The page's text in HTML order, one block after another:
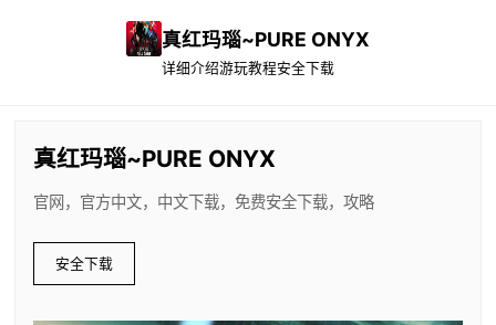
真红玛瑙~PURE ONYX
详细介绍游玩教程安全下载
真红玛瑙~PURE ONYX
官网，官方中文，中文下载，免费安全下载，攻略
安全下载